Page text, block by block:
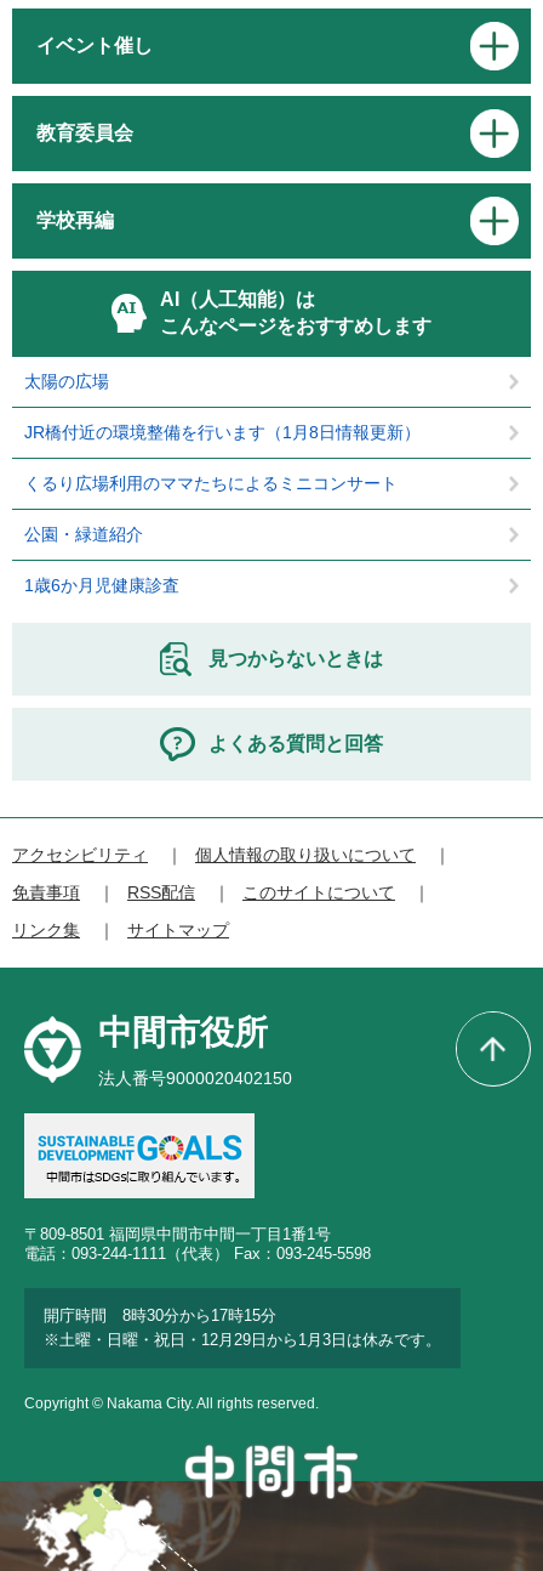
イベント催し
教育委員会
学校再編
AI（人工知能）は
こんなページをおすすめします
太陽の広場
JR橋付近の環境整備を行います（1月8日情報更新）
くるり広場利用のママたちによるミニコンサート
公園・緑道紹介
1歳6か月児健康診査
見つからないときは
よくある質問と回答
アクセシビリティ
個人情報の取り扱いについて
免責事項
RSS配信
このサイトについて
リンク集
サイトマップ
中間市役所
法人番号9000020402150
〒809-8501 福岡県中間市中間一丁目1番1号
電話：093-244-1111（代表） Fax：093-245-5598
開庁時間 8時30分から17時15分
※土曜・日曜・祝日・12月29日から1月3日は休みです。
Copyright © Nakama City. All rights reserved.